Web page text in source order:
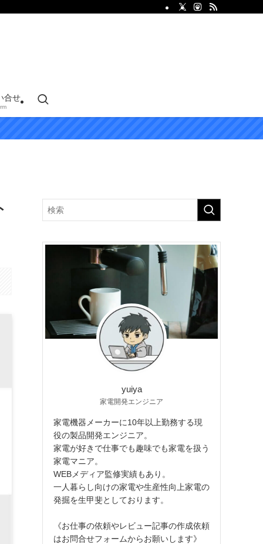
合せ
yuiya
家電開発エンジニア
家電機器メーカーに10年以上勤務する現
役の製品開発エンジニア。
家電が好きで仕事でも趣味でも家電を扱う
家電マニア。
WEBメディア監修実績もあり。
一人暮らし向けの家電や生産性向上家電の
発掘を生甲斐としております。
《お仕事の依頼やレビュー記事の作成依頼
はお問合せフォームからお願いします》